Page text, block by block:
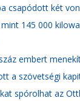
csapódott két
145 000
embert
a szövetségi
spórolhat az